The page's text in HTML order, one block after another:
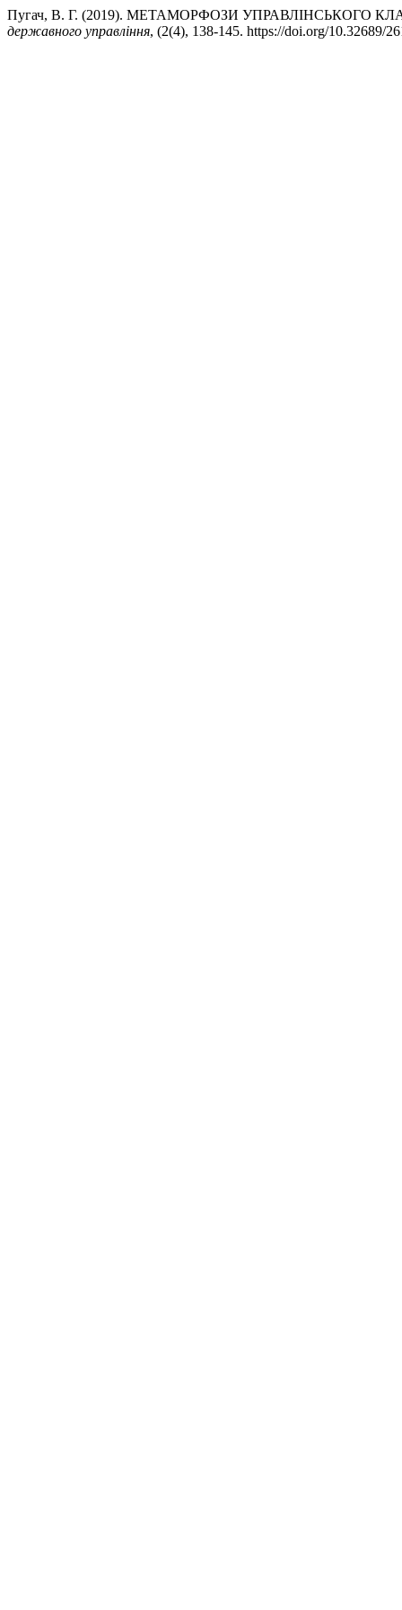
Пугач, В. Г. (2019). МЕТАМОРФОЗИ УПРАВЛІНСЬКОГО
державного управління, (2(4), 138-145. https://doi.org/10.32689/